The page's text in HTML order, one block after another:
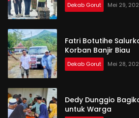
Dekab Gorut Mei 29,
Fatri Botutihe
Korban Banjir Biau
Dekab Gorut Mei 28,
Dedy Dunggio
untuk Warga